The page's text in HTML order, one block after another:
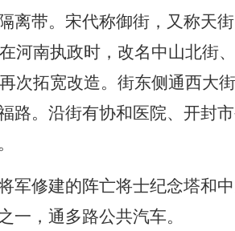
离带。宋代称御街，又称天
河南执政时，改名中山北街
次拓宽改造。街东侧通西大
路。沿街有协和医院、开封
军修建的阵亡将士纪念塔和
一，通多路公共汽车。